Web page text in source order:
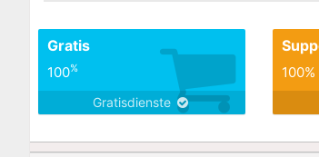
Gratis
100%
Gratisdienste